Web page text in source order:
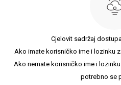
Cjelovit sadržaj
Ako imate korisničko ime i lozinku
Ako nemate korisničko ime i
potrebno se